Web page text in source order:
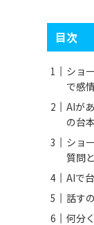
目次
ショ
で感
AIが
の台
ショ
質問
AIで
話す
何分